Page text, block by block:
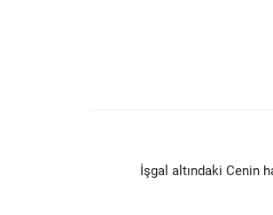
İşgal altındaki Cenin